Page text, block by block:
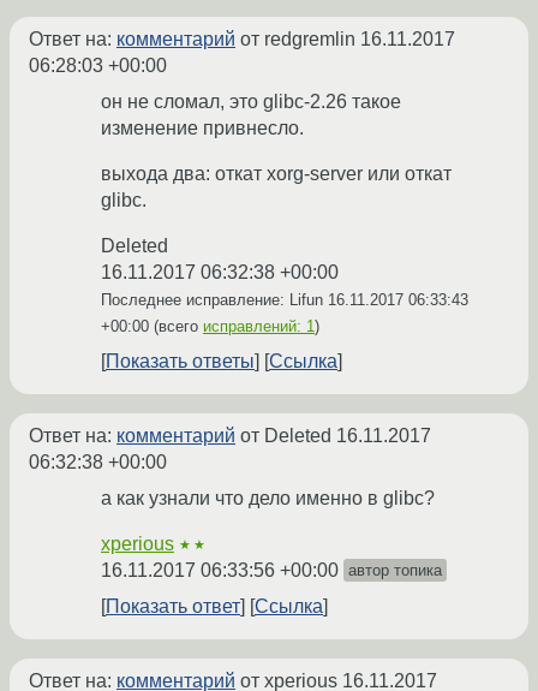
Ответ на: комментарий от redgremlin 16.11.2017
06:28:03 +00:00
он не сломал, это glibc-2.26 такое
изменение привнесло.
выхода два: откат xorg-server или откат
glibc.
Deleted
16.11.2017 06:32:38 +00:00
Последнее исправление: Lifun 16.11.2017 06:33:43
+00:00 (всего исправлений: 1)
Показать ответы Ссылка
Ответ на: комментарий от Deleted 16.11.2017
06:32:38 +00:00
а как узнали что дело именно в glibc?
xperious ★★
16.11.2017 06:33:56 +00:00 автор топика
Показать ответ Ссылка
Ответ на: комментарий от xperious 16.11.2017